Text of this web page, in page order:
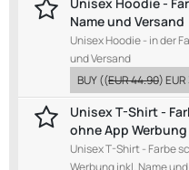
Name und Versand
Unisex Hoodie - in der
und Versand
BUY((EUR 44.90)
Unisex T-Shirt -
ohne App
Unisex T-Shirt - Farbe
Werbung inkl. Name